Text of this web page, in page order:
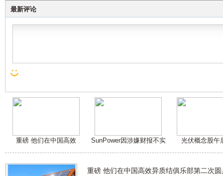
最新评论
重磅 他们在中国高效 SunPower因涉嫌财报不实 光伏概念股午
重磅 他们在中国高效异质结俱乐部第二次